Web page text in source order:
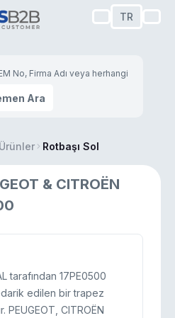
TR
Ara
Ürünler Rotbaşı Sol
& CITROËN
tarafından 17PE0500
edilen bir trapez
PEUGEOT, CITROËN